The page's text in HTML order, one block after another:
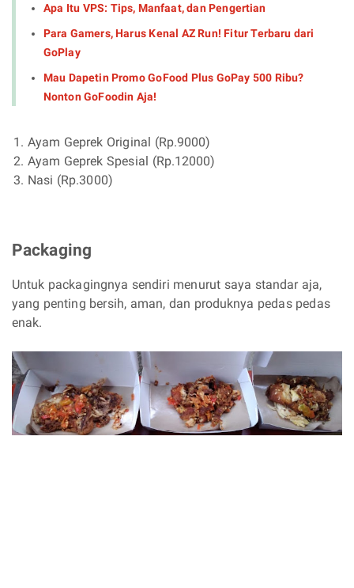
Apa Itu VPS: Tips, Manfaat, dan Pengertian
Para Gamers, Harus Kenal AZ Run! Fitur Terbaru dari
GoPlay
Mau Dapetin Promo GoFood Plus GoPay 500 Ribu?
Nonton GoFoodin Aja!
Ayam Geprek Original (Rp.9000)
Ayam Geprek Spesial (Rp.12000)
Nasi (Rp.3000)
Packaging
Untuk packagingnya sendiri menurut saya standar aja,
yang penting bersih, aman, dan produknya pedas pedas
enak.